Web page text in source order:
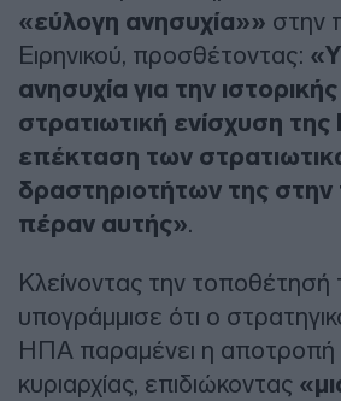
«εύλογη ανησυχία»» στην
Ειρηνικού, προσθέτοντας:
ανησυχία για την
στρατιωτική ενίσχυση της
επέκταση των
δραστηριοτήτων της στην
πέραν αυτής».
Κλείνοντας την τοποθέτησή
υπογράμμισε ότι ο
ΗΠΑ παραμένει η αποτροπή
κυριαρχίας, επιδιώκοντας